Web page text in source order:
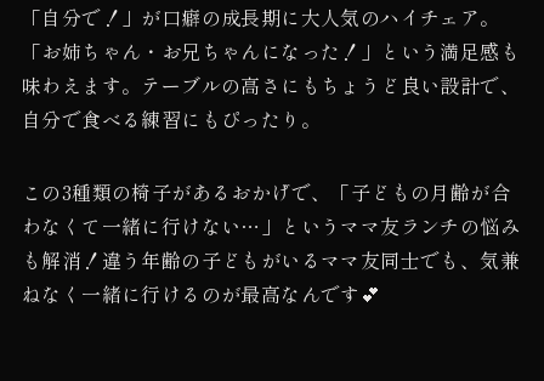
「自分で！」が口癖の成長期に大人気のハイチェア。
「お姉ちゃん・お兄ちゃんになった！」という満足感も
味わえます。テーブルの高さにもちょうど良い設計で、
自分で食べる練習にもぴったり。
この3種類の椅子があるおかげで、「子どもの月齢が合
わなくて一緒に行けない…」というママ友ランチの悩み
も解消！違う年齢の子どもがいるママ友同士でも、気兼
ねなく一緒に行けるのが最高なんです💕